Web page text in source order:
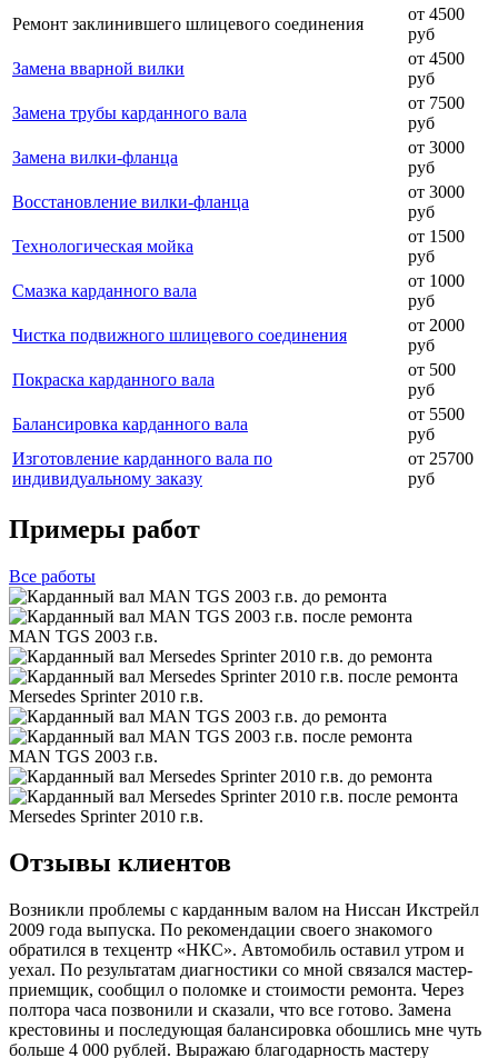
Ремонт заклинившего шлицевого соединения
от 4500
руб
Замена вварной вилки
от 4500
руб
Замена трубы карданного вала
от 7500
руб
Замена вилки-фланца
от 3000
руб
Восстановление вилки-фланца
от 3000
руб
Технологическая мойка
от 1500
руб
Смазка карданного вала
от 1000
руб
Чистка подвижного шлицевого соединения
от 2000
руб
Покраска карданного вала
от 500
руб
Балансировка карданного вала
от 5500
руб
Изготовление карданного вала по
индивидуальному заказу
от 25700
руб
Примеры работ
Все работы
MAN TGS 2003 г.в.
Mersedes Sprinter 2010 г.в.
MAN TGS 2003 г.в.
Mersedes Sprinter 2010 г.в.
Отзывы клиентов
Возникли проблемы с карданным валом на Ниссан Икстрейл
2009 года выпуска. По рекомендации своего знакомого
обратился в техцентр «НКС». Автомобиль оставил утром и
уехал. По результатам диагностики со мной связался мастер-
приемщик, сообщил о поломке и стоимости ремонта. Через
полтора часа позвонили и сказали, что все готово. Замена
крестовины и последующая балансировка обошлись мне чуть
больше 4 000 рублей. Выражаю благодарность мастеру